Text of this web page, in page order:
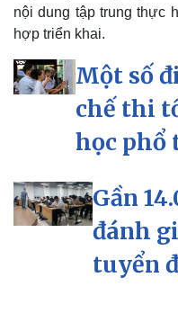
Lịch thi đấu bóng đá
Thế giới thể thao
eSports
nội dung tập trung thực
hợp triển khai.
Một số
chế thi
học phổ
Gần
đánh
tuyển